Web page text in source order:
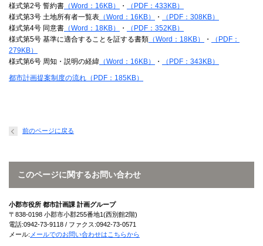
様式第2号 誓約書 （Word：16KB） ・
（PDF：433KB）
様式第3号 土地所有者一覧表 （Word：16KB） ・
（PDF：308KB）
様式第4号 同意書 （Word：18KB） ・
（PDF：352KB）
様式第5号 基準に適合することを証する書類 （Word：18KB） ・
（PDF：
279KB）
様式第6号 周知・説明の経緯 （Word：16KB） ・ （PDF：343KB）
都市計画提案制度の流れ（PDF：185KB）
前のページに戻る
このページに関するお問い合わせ
小郡市役所 都市計画課 計画グループ
〒838-0198 小郡市小郡255番地1(西別館2階)
電話:0942-73-9118 / ファクス:0942-73-0571
メール: メールでのお問い合わせはこちらから